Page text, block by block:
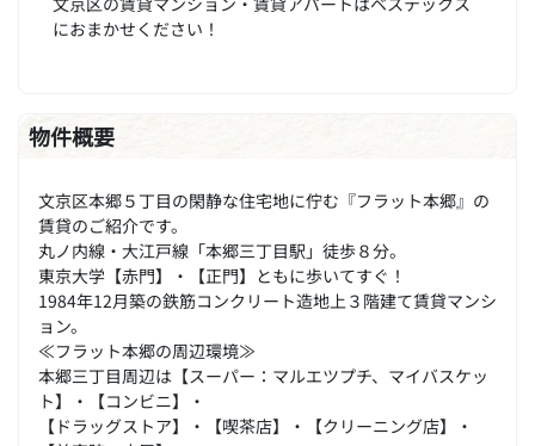
におまかせください！
物件概要
文京区本郷５丁目の閑静な住宅地に佇む『フラット本郷』の
賃貸のご紹介です。
丸ノ内線・大江戸線「本郷三丁目駅」徒歩８分。
東京大学【赤門】・【正門】ともに歩いてすぐ！
1984年12月築の鉄筋コンクリート造地上３階建て賃貸マンシ
ョン。
≪フラット本郷の周辺環境≫
本郷三丁目周辺は【スーパー：マルエツプチ、マイバスケッ
ト】・【コンビニ】・
【ドラッグストア】・【喫茶店】・【クリーニング店】・